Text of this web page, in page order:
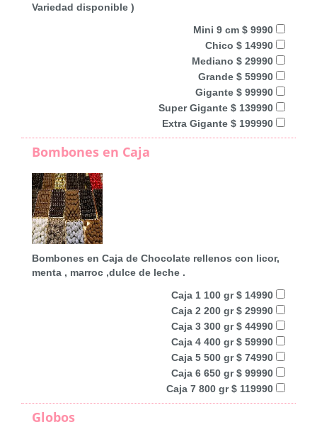
Variedad disponible )
Mini 9 cm $ 9990
Chico $ 14990
Mediano $ 29990
Grande $ 59990
Gigante $ 99990
Super Gigante $ 139990
Extra Gigante $ 199990
Bombones en Caja
Bombones en Caja de Chocolate rellenos con licor,
menta , marroc ,dulce de leche .
Caja 1 100 gr $ 14990
Caja 2 200 gr $ 29990
Caja 3 300 gr $ 44990
Caja 4 400 gr $ 59990
Caja 5 500 gr $ 74990
Caja 6 650 gr $ 99990
Caja 7 800 gr $ 119990
Globos